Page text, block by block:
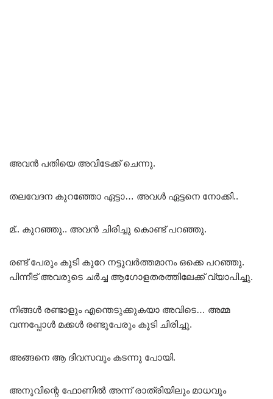
അവൻ പതിയെ അവിടേക്ക് ചെന്നു.
തലവേദന കുറഞ്ഞോ ഏട്ടാ… അവൾ ഏട്ടനെ നോക്കി..
മ്.. കുറഞ്ഞു.. അവൻ ചിരിച്ചു കൊണ്ട് പറഞ്ഞു.
രണ്ട് പേരും കൂടി കുറേ നട്ടുവർത്തമാനം ഒക്കെ പറഞ്ഞു.
പിന്നീട് അവരുടെ ചർച്ച ആഗോളതരത്തിലേക്ക് വ്യാപിച്ചു.
നിങ്ങൾ രണ്ടാളും എന്തെടുക്കുകയാ അവിടെ… അമ്മ
വന്നപ്പോൾ മക്കൾ രണ്ടുപേരും കൂടി ചിരിച്ചു.
അങ്ങനെ ആ ദിവസവും കടന്നു പോയി.
അനുവിന്റെ ഫോണിൽ അന്ന് രാത്രിയിലും മാധവും